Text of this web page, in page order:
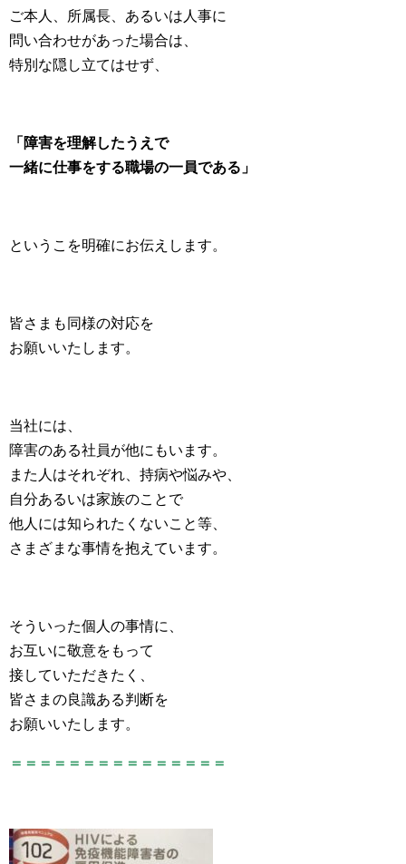
ご本人、所属長、あるいは人事に
問い合わせがあった場合は、
特別な隠し立てはせず、
「障害を理解したうえで
一緒に仕事をする職場の一員である」
というこを明確にお伝えします。
皆さまも同様の対応を
お願いいたします。
当社には、
障害のある社員が他にもいます。
また人はそれぞれ、持病や悩みや、
自分あるいは家族のことで
他人には知られたくないこと等、
さまざまな事情を抱えています。
そういった個人の事情に、
お互いに敬意をもって
接していただきたく、
皆さまの良識ある判断を
お願いいたします。
＝＝＝＝＝＝＝＝＝＝＝＝＝＝＝